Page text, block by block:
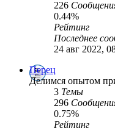
226
0.44%
Рейтинг
Последнее
24 авг 2022,
Перец
Делимся опытом
3 Темы
296
0.75%
Рейтинг